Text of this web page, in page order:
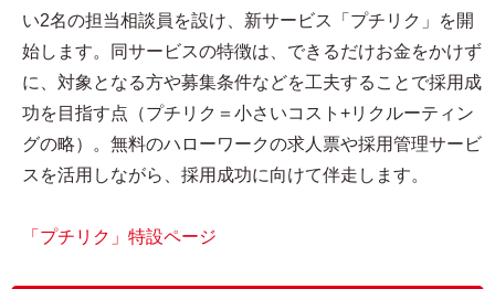
い2名の担当相談員を設け、新サービス「プチリク」を開
始します。同サービスの特徴は、できるだけお金をかけず
に、対象となる方や募集条件などを工夫することで採用成
功を目指す点（プチリク＝小さいコスト+リクルーティン
グの略）。無料のハローワークの求人票や採用管理サービ
スを活用しながら、採用成功に向けて伴走します。
「プチリク」特設ページ